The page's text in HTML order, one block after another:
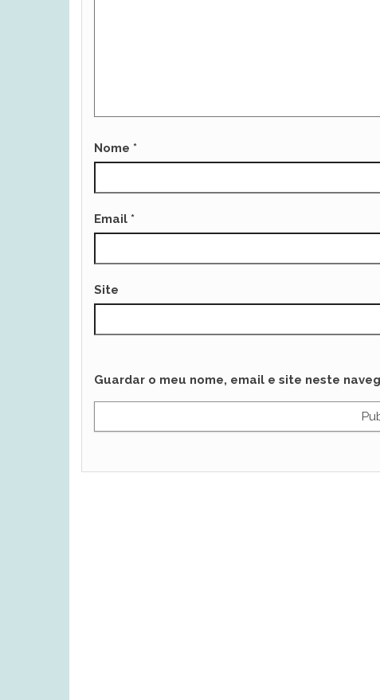
Nome *
Email *
Site
Guardar o meu nome, email e site neste